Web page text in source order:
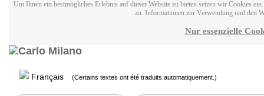
Um Ihnen ein bestmögliches Erlebnis auf dieser Website zu bieten setzen wir Cookies
zu. Informationen zur Verwendung und den
Nur essenzielle
Français (Certains textes ont été traduits automatiquement.)